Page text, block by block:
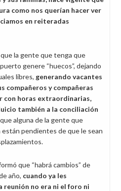
como nos querían hacer ver
en reiteradas
la gente que tenga que
genere “huecos”, dejando
libres, generando vacantes
compañeros y compañeras
con horas extraordinarias,
también a la conciliación
alguna de la gente que
pendientes de que le sean
que “habrá cambios” de
año, cuando ya les
reunión no era ni el foro ni